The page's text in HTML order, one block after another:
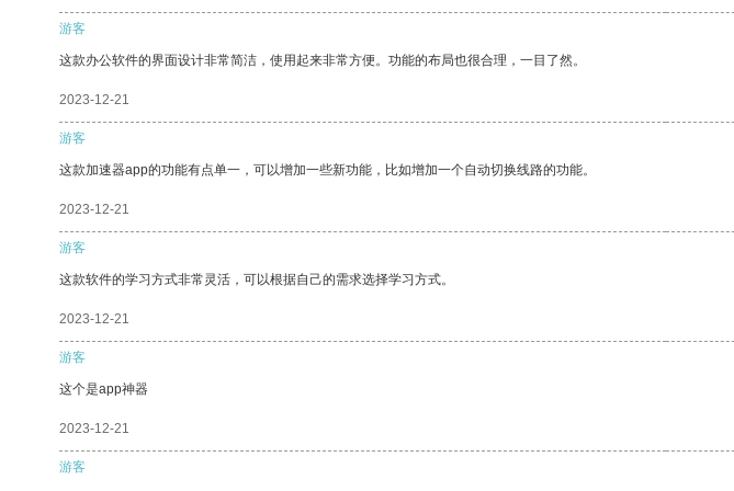
游客
这款办公软件的界面设计非常简洁，使用起来非常方便。功能的布局也很合理，一目了然。
2023-12-21
游客
这款加速器app的功能有点单一，可以增加一些新功能，比如增加一个自动切换线路的功能。
2023-12-21
游客
这款软件的学习方式非常灵活，可以根据自己的需求选择学习方式。
2023-12-21
游客
这个是app神器
2023-12-21
游客